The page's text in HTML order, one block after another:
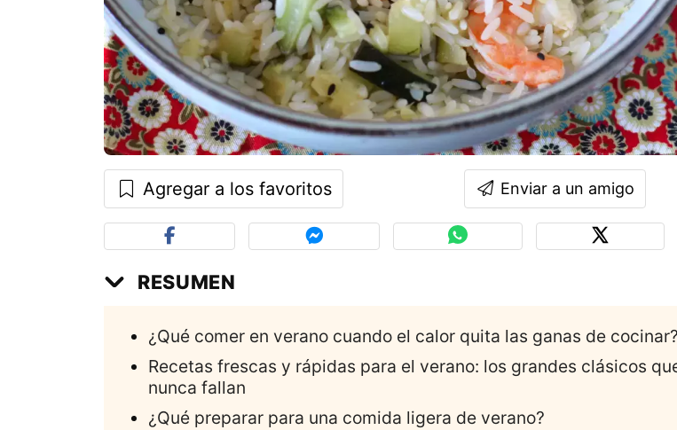
Agregar a los favoritos Enviar a un amigo
RESUMEN
¿Qué comer en verano cuando el calor quita las ganas de cocinar?
Recetas frescas y rápidas para el verano: los grandes clásicos
nunca fallan
¿Qué preparar para una comida ligera de verano?